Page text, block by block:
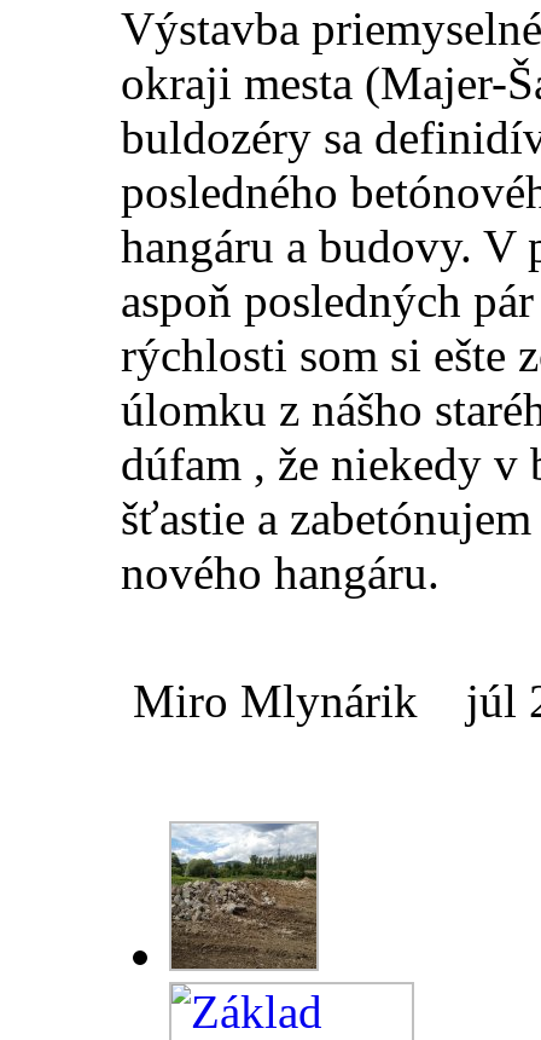
Výstavba
okraji mesta (Majer-
buldozéry sa
posledného
hangáru a budovy.
aspoň posledných
rýchlosti som si ešte
úlomku z nášho
dúfam , že niekedy v
šťastie a
nového hangáru.
Miro Mlynárik júl